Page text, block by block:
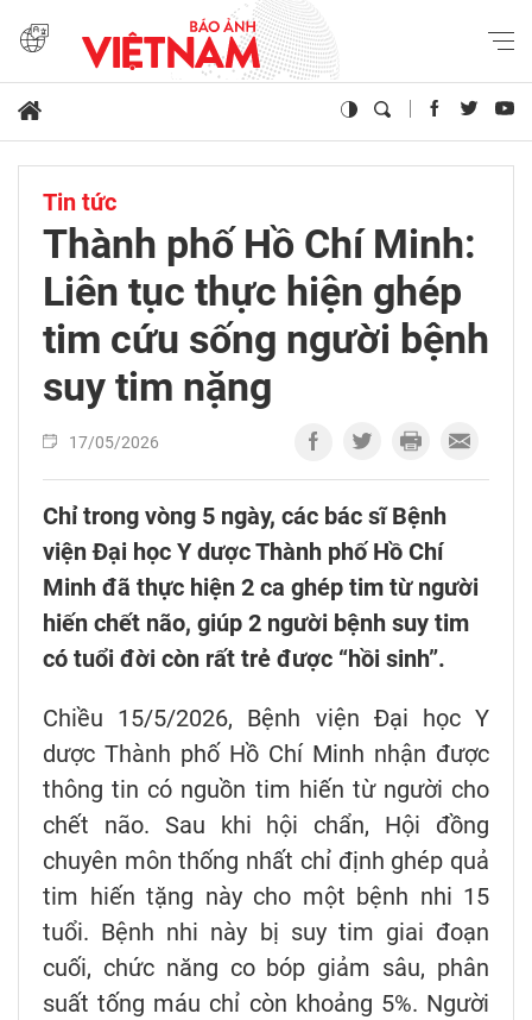
Tin tức
Thành phố Hồ Chí Minh:
Liên tục thực hiện ghép
tim cứu sống người bệnh
suy tim nặng​
17/05/2026
Chỉ trong vòng 5 ngày, các bác sĩ Bệnh
viện Đại học Y dược Thành phố Hồ Chí
Minh đã thực hiện 2 ca ghép tim từ người
hiến chết não, giúp 2 người bệnh suy tim
có tuổi đời còn rất trẻ được “hồi sinh”.
Chiều 15/5/2026, Bệnh viện Đại học Y
dược Thành phố Hồ Chí Minh nhận được
thông tin có nguồn tim hiến từ người cho
chết não. Sau khi hội chẩn, Hội đồng
chuyên môn thống nhất chỉ định ghép quả
tim hiến tặng này cho một bệnh nhi 15
tuổi. Bệnh nhi này bị suy tim giai đoạn
cuối, chức năng co bóp giảm sâu, phân
suất tống máu chỉ còn khoảng 5%. Người